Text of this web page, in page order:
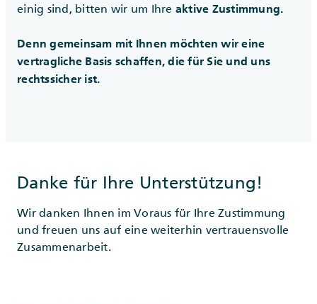
einig sind, bitten wir um Ihre aktive Zustimmung.
Denn gemeinsam mit Ihnen möchten wir eine
vertragliche Basis schaffen, die für Sie und uns
rechtssicher ist.
Danke für Ihre Unterstützung!
Wir danken Ihnen im Voraus für Ihre Zustimmung
und freuen uns auf eine weiterhin vertrauensvolle
Zusammenarbeit.